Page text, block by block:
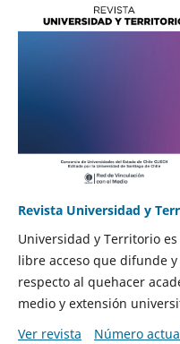
Revista Universidad y
Universidad y Territorio
libre acceso que difunde
respecto al quehacer
medio y extensión
Ver revista
Número